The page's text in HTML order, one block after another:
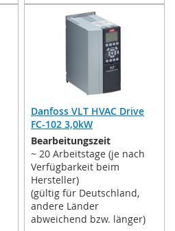
WUNSCHLISTE
HINZUFÜGEN
Danfoss VLT HVAC Drive
FC-102 3,0kW
Bearbeitungszeit
~ 20 Arbeitstage (je nach
Verfügbarkeit beim
Hersteller)
(gültig für Deutschland,
andere Länder
abweichend bzw. länger)